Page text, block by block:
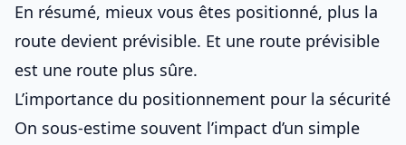
En résumé, mieux vous êtes positionné, plus la
route devient prévisible. Et une route prévisible
est une route plus sûre.
L’importance du positionnement pour la sécurité
On sous-estime souvent l’impact d’un simple